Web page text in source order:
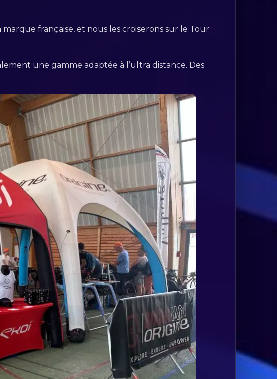
française, et nous les croiserons sur le Tour
une gamme adaptée à l’ultra distance. Des